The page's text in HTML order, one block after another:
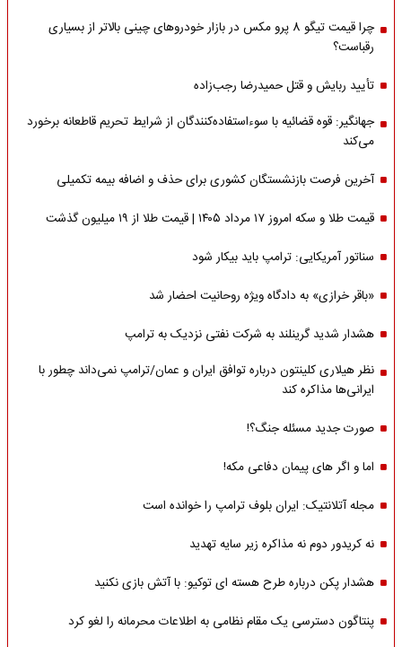
چرا قیمت تیگو 8 پرو مکس در بازار خودروهای چینی بالاتر از بسیاری
رقباست؟
تأیید ربایش و قتل حمیدرضا رجب‌زاده
جهانگیر: قوه قضائیه با سوءاستفاده‌کنندگان از شرایط تحریم قاطعانه برخورد
می‌کند
آخرین فرصت بازنشستگان کشوری برای حذف و اضافه بیمه تکمیلی
قیمت طلا و سکه امروز ۱۷ مرداد ۱۴۰۵ | قیمت طلا از ۱۹ میلیون گذشت
سناتور آمریکایی: ترامپ باید بیکار شود
«باقر خرازی» به دادگاه ویژه روحانیت احضار شد
هشدار شدید گرینلند به شرکت نفتی نزدیک به ترامپ
نظر هیلاری کلینتون درباره توافق ایران و عمان/ترامپ نمی‌داند چطور با
ایرانی‌ها مذاکره کند
صورت جدید مسئله جنگ؟!
اما و اگر های پیمان دفاعی مکه!
مجله آتلانتیک: ایران بلوف ترامپ را خوانده است
نه کریدور دوم نه مذاکره زیر سایه تهدید
هشدار پکن درباره طرح هسته ای توکیو: با آتش بازی نکنید
پنتاگون دسترسی یک مقام نظامی به اطلاعات محرمانه را لغو کرد